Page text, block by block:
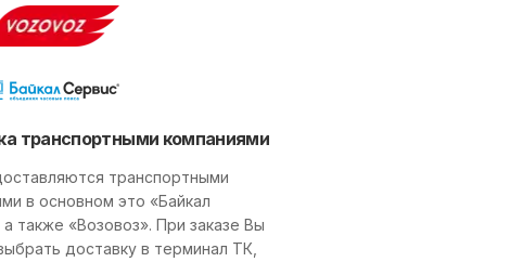
транспортными компаниями
транспортными
в основном это «Байкал
также «Возовоз». При заказе Вы
доставку в терминал ТК,